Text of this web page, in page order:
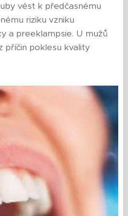
vést k předčasnému
riziku vzniku
a preeklampsie. U mužů
příčin poklesu kvality